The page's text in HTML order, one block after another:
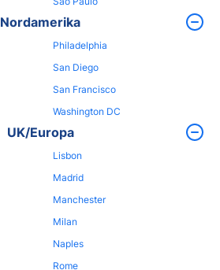
Nordamerika
Philadelphia
San Diego
San Francisco
Washington DC
UK/Europa
Lisbon
Madrid
Manchester
Milan
Naples
Rome